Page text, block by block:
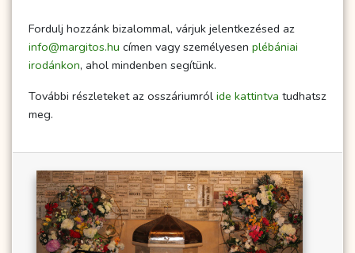
Fordulj hozzánk bizalommal, várjuk jelentkezésed az
info@margitos.hu címen vagy személyesen plébániai
irodánkon, ahol mindenben segítünk.
További részleteket az osszáriumról ide kattintva tudhatsz
meg.